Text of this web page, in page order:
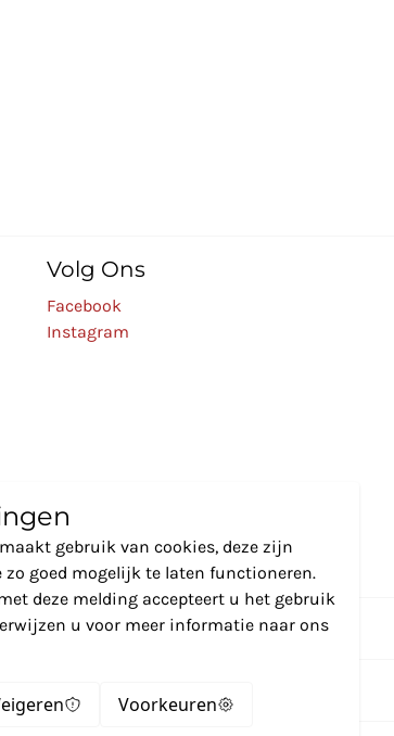
Volg Ons
Facebook
Instagram
gebruik van cookies, deze zijn
zo goed mogelijk te laten functioneren.
deze melding accepteert u het gebruik
u voor meer informatie naar ons
Voorkeuren